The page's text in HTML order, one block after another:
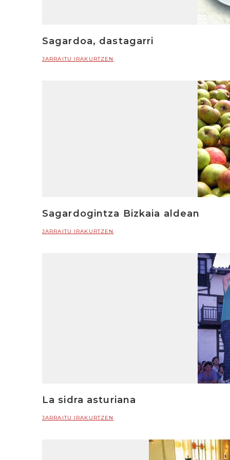
Sagardoa, dastagarri
JARRAITU IRAKURTZEN
Sagardogintza Bizkaia aldean
JARRAITU IRAKURTZEN
La sidra asturiana
JARRAITU IRAKURTZEN